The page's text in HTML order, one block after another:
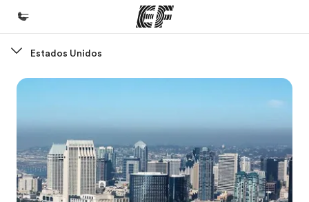
Bienvenido a EF
Ver todo lo que hacemos
Oficinas
Encuentra una oficina
Estados Unidos